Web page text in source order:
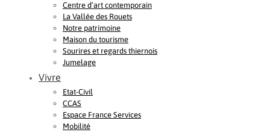
Centre d’art contemporain
La Vallée des Rouets
Notre patrimoine
Maison du tourisme
Sourires et regards thiernois
Jumelage
Vivre
Etat-Civil
CCAS
Espace France Services
Mobilité